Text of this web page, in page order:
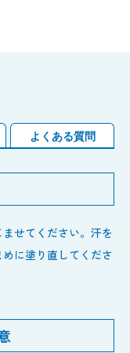
よくある質問
せてください。汗を
に塗り直してくださ